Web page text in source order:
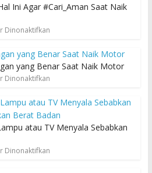
Ini Agar #Cari_Aman Saat Naik
Dinonaktifkan
yang Benar Saat Naik Motor
Dinonaktifkan
atau TV Menyala Sebabkan
Dinonaktifkan